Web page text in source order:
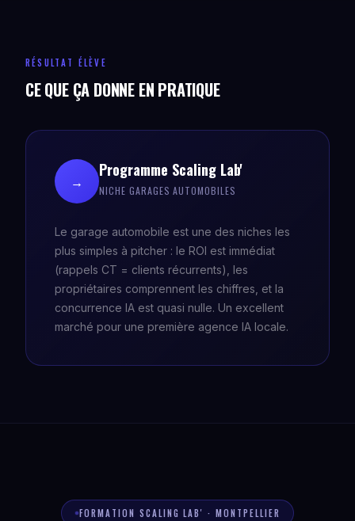
RÉSULTAT ÉLÈVE
CE QUE ÇA DONNE EN PRATIQUE
→
Programme Scaling Lab'
NICHE GARAGES AUTOMOBILES
Le garage automobile est une des niches les
plus simples à pitcher : le ROI est immédiat
(rappels CT = clients récurrents), les
propriétaires comprennent les chiffres, et la
concurrence IA est quasi nulle. Un excellent
marché pour une première agence IA locale.
FORMATION SCALING LAB' · MONTPELLIER